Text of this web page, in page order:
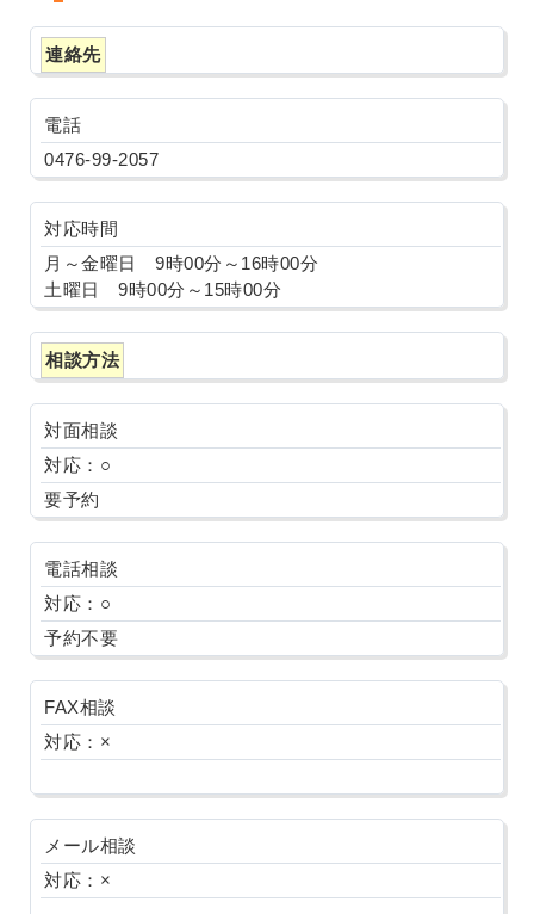
連絡先
電話
0476-99-2057
対応時間
月～金曜日 9時00分～16時00分
土曜日 9時00分～15時00分
相談方法
対面相談
対応：○
要予約
電話相談
対応：○
予約不要
FAX相談
対応：×
メール相談
対応：×